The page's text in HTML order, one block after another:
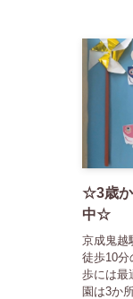
☆3歳か
中☆
京成鬼越
徒歩10分
歩には最
園は3か